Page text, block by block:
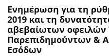
Ενημέρωση για τη
2019 και τη
αβεβαίωτων οφειλών
Παρεπιδημούντων &
Εσόδων